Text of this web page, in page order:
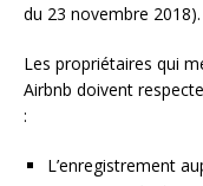
du 23 novembre 2018).
Les propriétaires qui
Airbnb doivent
:
L’enregistrement